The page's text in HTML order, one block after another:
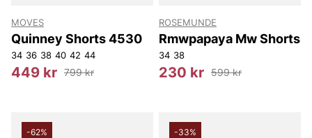
MOVES
Quinney Shorts 4530
34 36 38 40 42 44
449 kr 799 kr
ROSEMUNDE
Rmwpapaya Mw Shorts
34 38
230 kr 599 kr
-62% -33%